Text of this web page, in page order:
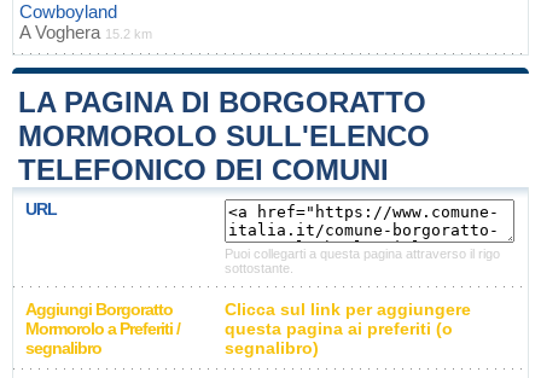
Cowboyland
AVoghera 15.2 km
LA PAGINA DI BORGORATTO
MORMOROLO SULL'ELENCO
TELEFONICO DEI COMUNI
URL
Puoi collegarti a questa pagina attraverso il rigo
sottostante.
Aggiungi Borgoratto
Mormorolo a Preferiti /
segnalibro
Clicca sul link per aggiungere
questa pagina ai preferiti (o
segnalibro)